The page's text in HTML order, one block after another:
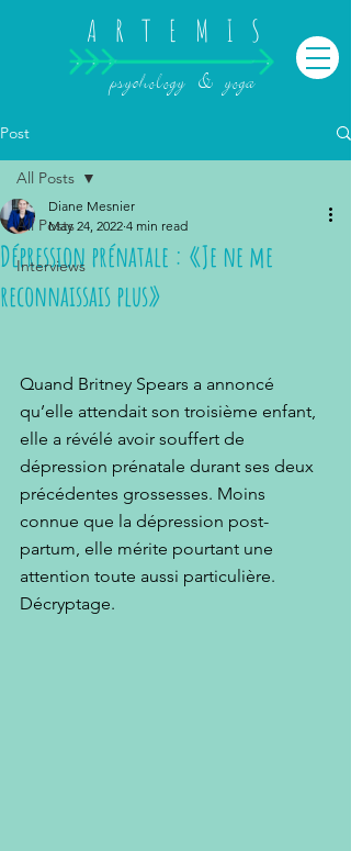
ARTEMIS
psychology & yoga
Post
All Posts
Interviews
All Posts
Dépression prénatale : «Je ne me
reconnaissais plus»
Diane Mesnier
May 24, 2022 4 min read
Quand Britney Spears a annoncé
qu’elle attendait son troisième enfant,
elle a révélé avoir souffert de
dépression prénatale durant ses deux
précédentes grossesses. Moins
connue que la dépression post-
partum, elle mérite pourtant une
attention toute aussi particulière.
Décryptage.